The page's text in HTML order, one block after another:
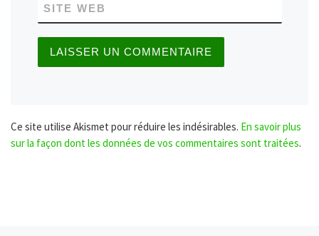
SITE WEB
Ce site utilise Akismet pour réduire les indésirables. En savoir plus
sur la façon dont les données de vos commentaires sont traitées.